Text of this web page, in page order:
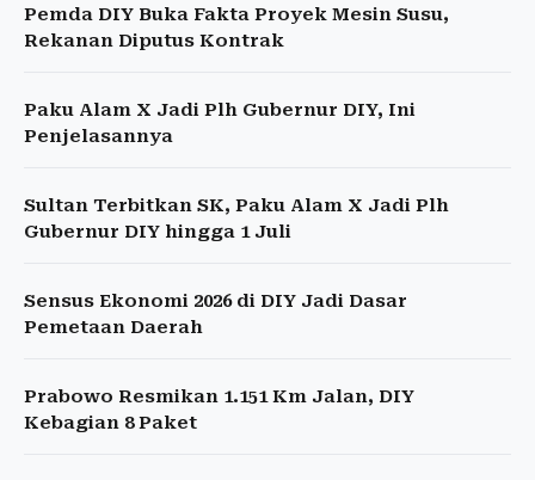
Pemda DIY Buka Fakta Proyek Mesin Susu,
Rekanan Diputus Kontrak
Paku Alam X Jadi Plh Gubernur DIY, Ini
Penjelasannya
Sultan Terbitkan SK, Paku Alam X Jadi Plh
Gubernur DIY hingga 1 Juli
Sensus Ekonomi 2026 di DIY Jadi Dasar
Pemetaan Daerah
Prabowo Resmikan 1.151 Km Jalan, DIY
Kebagian 8 Paket